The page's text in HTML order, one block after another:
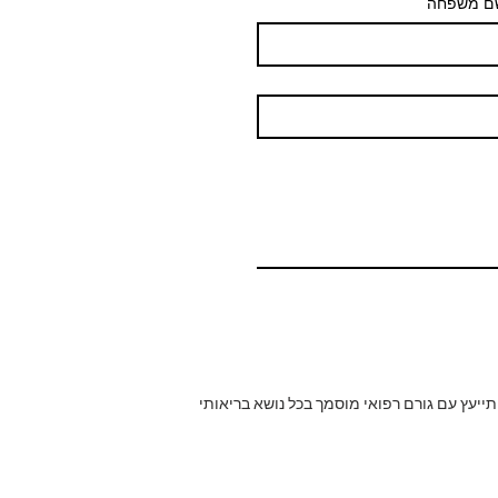
עם גורם רפואי מוסמך בכל נושא בריאותי